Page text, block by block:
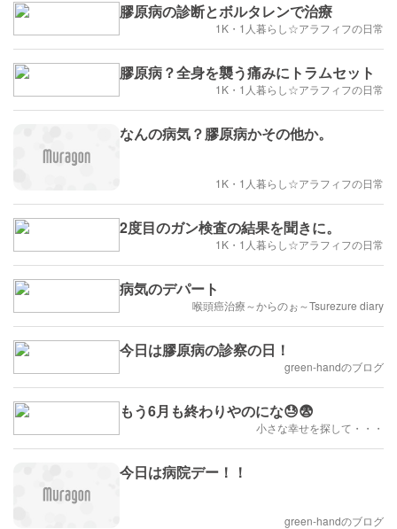
膠原病の診断とボルタレンで治療
1K・1人暮らし☆アラフィフの日常
膠原病？全身を襲う痛みにトラムセット
1K・1人暮らし☆アラフィフの日常
なんの病気？膠原病かその他か。
1K・1人暮らし☆アラフィフの日常
2度目のガン検査の結果を聞きに。
1K・1人暮らし☆アラフィフの日常
病気のデパート
喉頭癌治療～からのぉ～Tsurezure diary
今日は膠原病の診察の日！
green-handのブログ
もう6月も終わりやのにな😓😨
小さな幸せを探して・・・
今日は病院デー！！
green-handのブログ